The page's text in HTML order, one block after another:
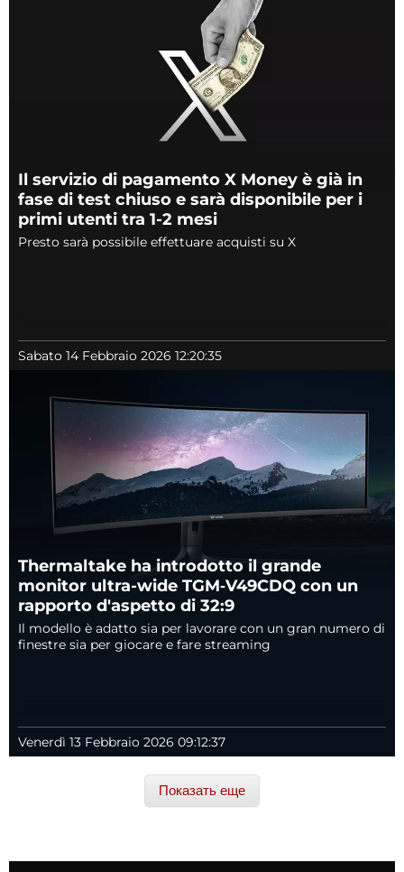
Il servizio di pagamento X Money è già in
fase di test chiuso e sarà disponibile per i
primi utenti tra 1-2 mesi
Presto sarà possibile effettuare acquisti su X
Sabato 14 Febbraio 2026 12:20:35
Thermaltake ha introdotto il grande
monitor ultra-wide TGM‑V49CDQ con un
rapporto d'aspetto di 32:9
Il modello è adatto sia per lavorare con un gran numero di
finestre sia per giocare e fare streaming
Venerdì 13 Febbraio 2026 09:12:37
Показать еще